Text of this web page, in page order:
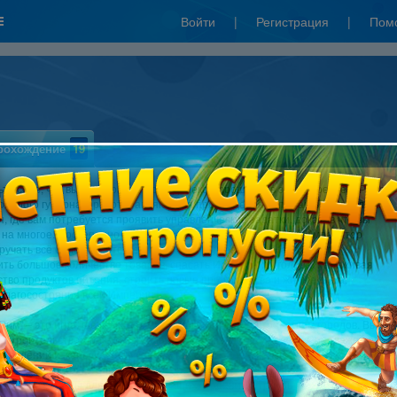
Войти | Регистрация |
19
себе, что вы вдруг оказались в далеком прошлом, в эпоху Древнего Рима.
губернатора, отправляют для прохождения испытаний в небольшие
где вам потребуется проявить управленческие задатки, доказав что вы
многое. Постепенно, заметив ваш огромный потенциал, Император
всё более ответственные и сложные задания. Надо будет
большое количество товаров, спасать Империю от голода, налаживая
продуктов питания, строить новые производства и жилые дома,
всей Империи.
– это игра, где вам предстоит заниматься обустройством городов. Вы
строительством различных зданий, производством товаров, продажей его
и, конечно, получением прибыли. С помощью золотых монет вы
дополнительных строителей, торговцев и рабочих, покупать
материалы для улучшения ваших строений, строить новые заводы и